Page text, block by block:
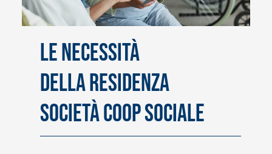
Le necessità
della Residenza
Società Coop Sociale